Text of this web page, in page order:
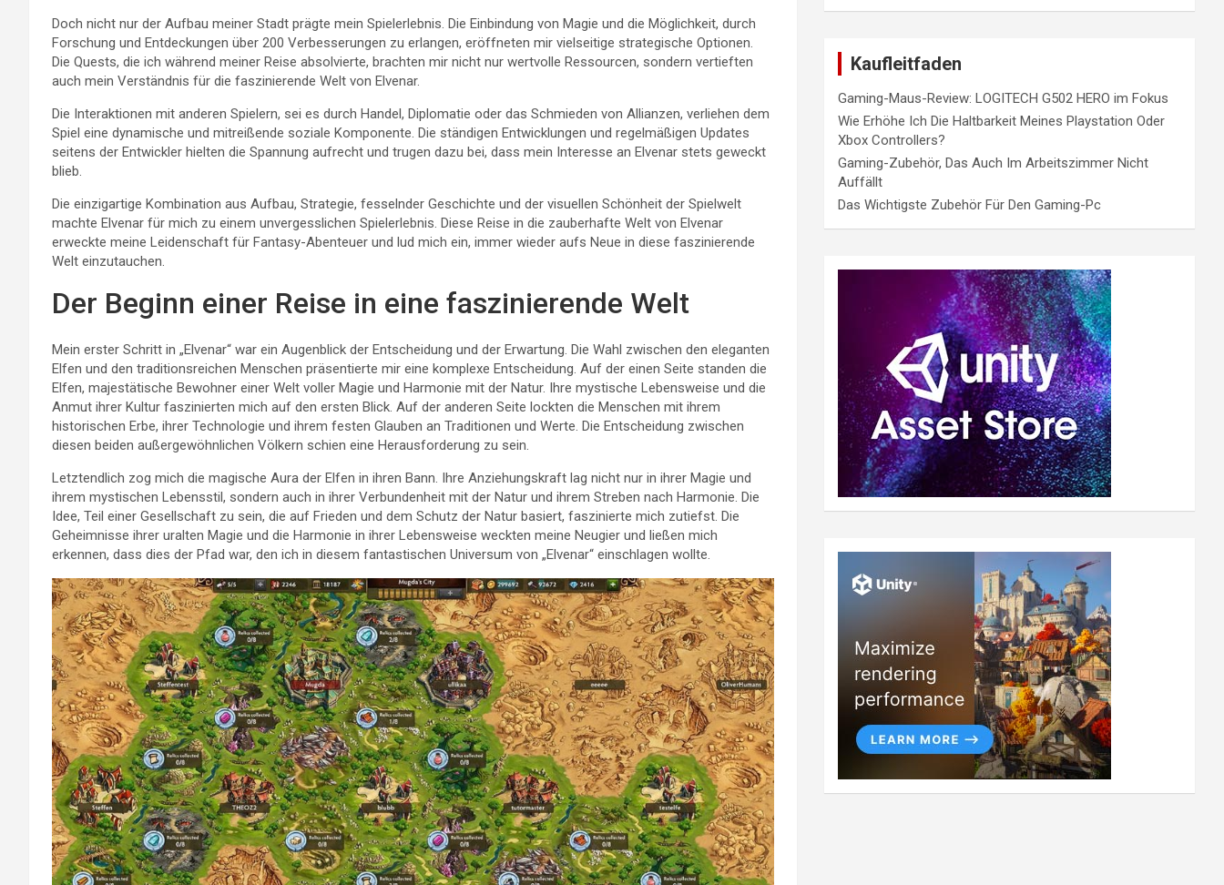
Doch nicht nur der Aufbau meiner Stadt prägte mein Spielerlebnis. Die Einbindung von Magie und die Möglichkeit, durch
Forschung und Entdeckungen über 200 Verbesserungen zu erlangen, eröffneten mir vielseitige strategische Optionen.
Die Quests, die ich während meiner Reise absolvierte, brachten mir nicht nur wertvolle Ressourcen, sondern vertieften
auch mein Verständnis für die faszinierende Welt von Elvenar.
Die Interaktionen mit anderen Spielern, sei es durch Handel, Diplomatie oder das Schmieden von Allianzen, verliehen dem
Spiel eine dynamische und mitreißende soziale Komponente. Die ständigen Entwicklungen und regelmäßigen Updates
seitens der Entwickler hielten die Spannung aufrecht und trugen dazu bei, dass mein Interesse an Elvenar stets geweckt
blieb.
Die einzigartige Kombination aus Aufbau, Strategie, fesselnder Geschichte und der visuellen Schönheit der Spielwelt
machte Elvenar für mich zu einem unvergesslichen Spielerlebnis. Diese Reise in die zauberhafte Welt von Elvenar
erweckte meine Leidenschaft für Fantasy-Abenteuer und lud mich ein, immer wieder aufs Neue in diese faszinierende
Welt einzutauchen.
Der Beginn einer Reise in eine faszinierende Welt
Mein erster Schritt in „Elvenar“ war ein Augenblick der Entscheidung und der Erwartung. Die Wahl zwischen den eleganten
Elfen und den traditionsreichen Menschen präsentierte mir eine komplexe Entscheidung. Auf der einen Seite standen die
Elfen, majestätische Bewohner einer Welt voller Magie und Harmonie mit der Natur. Ihre mystische Lebensweise und die
Anmut ihrer Kultur faszinierten mich auf den ersten Blick. Auf der anderen Seite lockten die Menschen mit ihrem
historischen Erbe, ihrer Technologie und ihrem festen Glauben an Traditionen und Werte. Die Entscheidung zwischen
diesen beiden außergewöhnlichen Völkern schien eine Herausforderung zu sein.
Letztendlich zog mich die magische Aura der Elfen in ihren Bann. Ihre Anziehungskraft lag nicht nur in ihrer Magie und
ihrem mystischen Lebensstil, sondern auch in ihrer Verbundenheit mit der Natur und ihrem Streben nach Harmonie. Die
Idee, Teil einer Gesellschaft zu sein, die auf Frieden und dem Schutz der Natur basiert, faszinierte mich zutiefst. Die
Geheimnisse ihrer uralten Magie und die Harmonie in ihrer Lebensweise weckten meine Neugier und ließen mich
erkennen, dass dies der Pfad war, den ich in diesem fantastischen Universum von „Elvenar“ einschlagen wollte.
Kaufleitfaden
Gaming-Maus-Review: LOGITECH G502 HERO im Fokus
Wie Erhöhe Ich Die Haltbarkeit Meines Playstation Oder
Xbox Controllers?
Gaming-Zubehör, Das Auch Im Arbeitszimmer Nicht
Auffällt
Das Wichtigste Zubehör Für Den Gaming-Pc